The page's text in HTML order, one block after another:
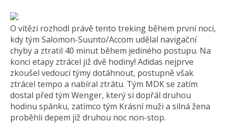
O vítězi rozhodl právě tento treking během první noci,
kdy tým Salomon-Suunto/Accom udělal navigační
chyby a ztratil 40 minut během jediného postupu. Na
konci etapy ztrácel již dvě hodiny! Adidas nejprve
zkoušel vedoucí týmy dotáhnout, postupně však
ztrácel tempo a nabíral ztrátu. Tým MDK se zatím
dostal před tým Wenger, který si dopřál druhou
hodinu spánku, zatímco tým Krásní muži a silná žena
proběhli depem již druhou noc non-stop.